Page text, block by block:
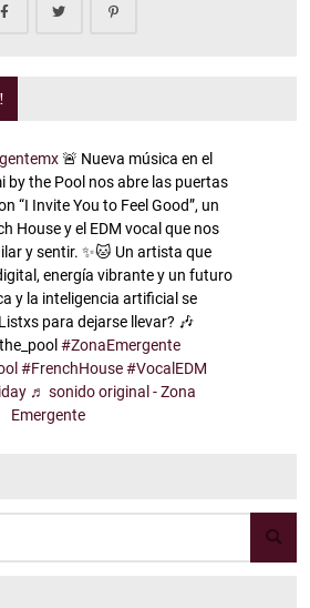
🚨 Nueva música en el
by the Pool nos abre las puertas
“I Invite You to Feel Good”, un
House y el EDM vocal que nos
y sentir. ✨🐱 Un artista que
energía vibrante y un futuro
y la inteligencia artificial se
para dejarse llevar? 🎶
#ZonaEmergente
#FrenchHouse #VocalEDM
♬ sonido original - Zona
Emergente